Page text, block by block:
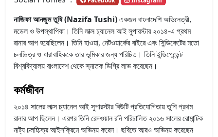
নাজিফা আনজুম তুষি (Nazifa Tushi)একজন বাংলাদেশি অভিনেত্রী,
মডেল ও উপস্থাপিকা। তিনি লাক্স চ্যানেল আই সুপারস্টার ২০১৪-এ প্রথম
রানার আপ হয়েছিলেন। তিনি হাওয়া, নেটওয়ার্কের বাইরে এবং সিন্ডিকেটের মতো
চলচ্চিত্র ও ধারাবাহিককে তার ভূমিকার জন্য পরিচিত। তিনি ইন্ডিপেন্ডেন্ট
বিশ্ববিদ্যালয় বাংলাদেশ থেকে স্নাতক ডিগ্রি লাভ করেছেন।
কর্মজীবন
২০১৪ সালের লাক্স চ্যানেল আই সুপারস্টার বিউটি প্রতিযোগিতায় তুশি প্রথম
রানার আপ ছিলেন। এরপর তিনি রেদওয়ান রনি পরিচালিত ২০১৬ সালের রোমান্টিক
নাট্য চলচ্চিত্র আইসক্রিমে অভিনয় করেন। ছবিতে আরও অভিনয় করেছেন